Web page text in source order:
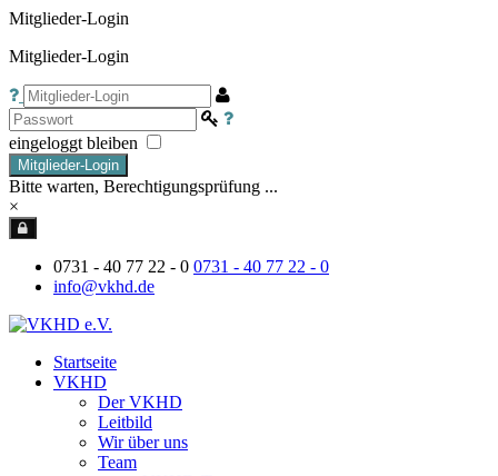
Mitglieder-Login
Mitglieder-Login
eingeloggt bleiben
Mitglieder-Login
Bitte warten, Berechtigungsprüfung ...
×
0731 - 40 77 22 - 0 0731 - 40 77 22 - 0
info@vkhd.de
Startseite
VKHD
Der VKHD
Leitbild
Wir über uns
Team